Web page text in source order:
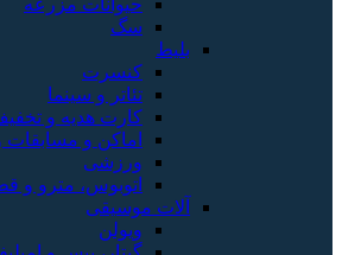
حیوانات مزرعه
سگ
بلیط
کنسرت
تئاتر و سینما
کارت هدیه و
اماکن و
ورزشی
اتوبوس، مترو و
آلات موسیقی
ویولن